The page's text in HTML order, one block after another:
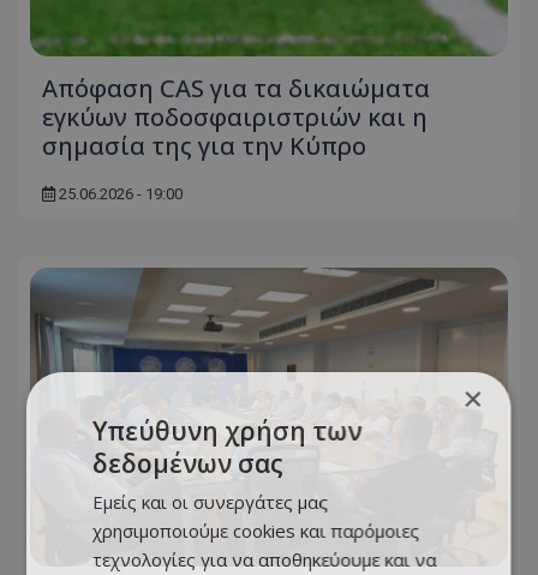
Απόφαση CAS για τα δικαιώματα
εγκύων ποδοσφαιριστριών και η
σημασία της για την Κύπρο
25.06.2026 - 19:00
×
Υπεύθυνη χρήση των
δεδομένων σας
Εμείς και οι συνεργάτες μας
χρησιμοποιούμε cookies και παρόμοιες
τεχνολογίες για να αποθηκεύουμε και να